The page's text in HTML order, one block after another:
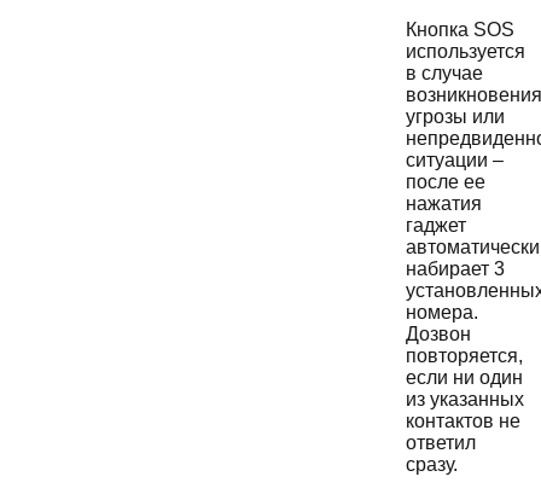
Кнопка SOS
используется
в случае
возникновения
угрозы или
ситуации –
после ее
нажатия
гаджет
автоматически
набирает 3
номера.
Дозвон
повторяется,
если ни один
из указанных
контактов не
ответил
сразу.